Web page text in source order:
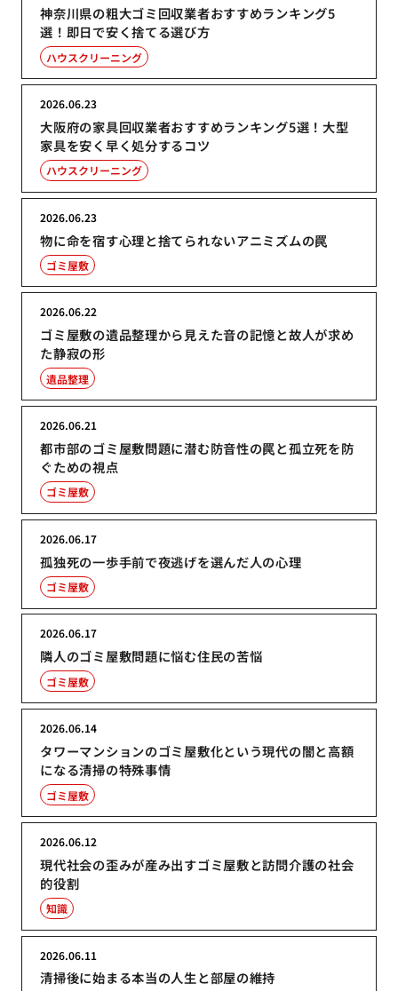
神奈川県の粗大ゴミ回収業者おすすめランキング5
選！即日で安く捨てる選び方
ハウスクリーニング
大阪府の家具回収業者おすすめランキング5選！大型
家具を安く早く処分するコツ
2026.06.23
ハウスクリーニング
物に命を宿す心理と捨てられないアニミズムの罠
2026.06.23
ゴミ屋敷
ゴミ屋敷の遺品整理から見えた音の記憶と故人が求め
た静寂の形
2026.06.22
遺品整理
都市部のゴミ屋敷問題に潜む防音性の罠と孤立死を防
ぐための視点
2026.06.21
ゴミ屋敷
孤独死の一歩手前で夜逃げを選んだ人の心理
2026.06.17
ゴミ屋敷
隣人のゴミ屋敷問題に悩む住民の苦悩
2026.06.17
ゴミ屋敷
タワーマンションのゴミ屋敷化という現代の闇と高額
になる清掃の特殊事情
2026.06.14
ゴミ屋敷
現代社会の歪みが産み出すゴミ屋敷と訪問介護の社会
的役割
2026.06.12
知識
清掃後に始まる本当の人生と部屋の維持
2026.06.11